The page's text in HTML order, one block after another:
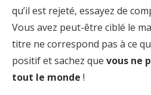
qu’il est rejeté, essayez de
Vous avez peut-être ciblé le
titre ne correspond pas à ce
positif et sachez que vous ne
tout le monde !